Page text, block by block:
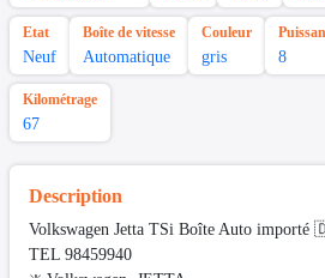
Etat
Neuf
Boîte de vitesse
Automatique
Couleur
gris 8
Kilométrage
67
Description
Volkswagen Jetta TSi Boîte Auto
TEL 98459940